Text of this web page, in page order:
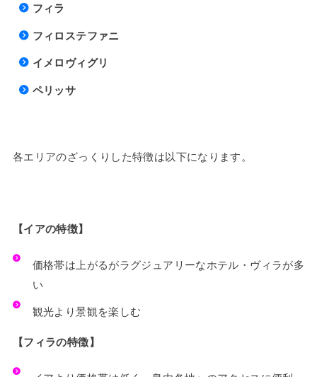
フィラ
フィロステファニ
イメロヴィグリ
ペリッサ
各エリアのざっくりした特徴は以下になります。
【イアの特徴】
価格帯は上がるがラグジュアリーなホテル・ヴィラが多
い
観光より景観を楽しむ
【フィラの特徴】